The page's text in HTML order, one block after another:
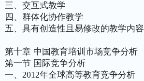
三、交互式教学
四、群体化协作教学
五、具有创造性且易修改的教学内容
第十章 中国教育培训市场竞争分析
第一节 国际竞争分析
一、2012年全球高等教育竞争分析